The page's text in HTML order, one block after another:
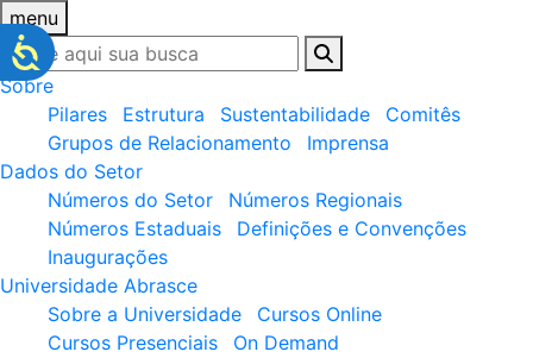
menu
Sobre
Pilares
Estrutura Sustentabilidade
Comitês
Grupos de Relacionamento
Imprensa
Dados do Setor
Números do Setor
Números Regionais
Números Estaduais
Definições e Convenções
Inaugurações
Universidade Abrasce
Sobre a Universidade
Cursos Online
Cursos Presenciais
On Demand